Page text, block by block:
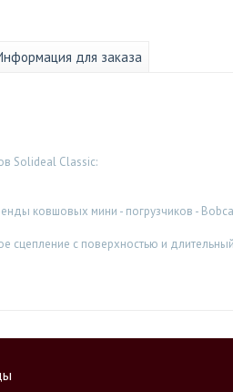
для заказа
Solideal Classic:
ковшовых мини - погрузчиков -
сцепление с поверхностью и